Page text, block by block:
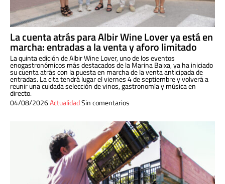
La cuenta atrás para Albir Wine Lover ya está en
marcha: entradas a la venta y aforo limitado
La quinta edición de Albir Wine Lover, uno de los eventos
enogastronómicos más destacados de la Marina Baixa, ya ha iniciado
su cuenta atrás con la puesta en marcha de la venta anticipada de
entradas. La cita tendrá lugar el viernes 4 de septiembre y volverá a
reunir una cuidada selección de vinos, gastronomía y música en
directo.
04/08/2026ActualidadSin comentarios